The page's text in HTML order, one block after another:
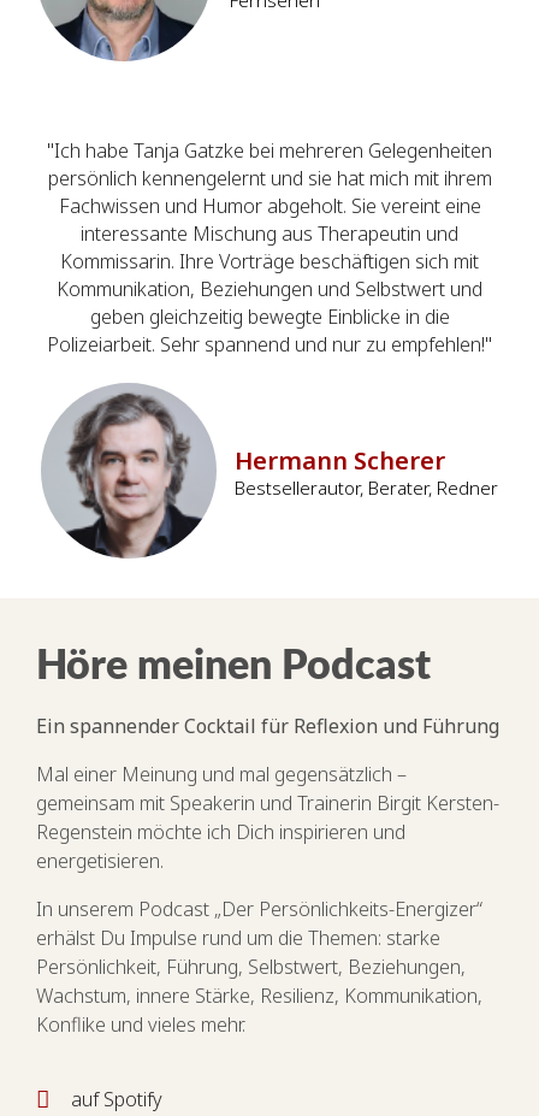
"Ich habe Tanja Gatzke bei mehreren Gelegenheiten
persönlich kennengelernt und sie hat mich mit ihrem
Fachwissen und Humor abgeholt. Sie vereint eine
interessante Mischung aus Therapeutin und
Kommissarin. Ihre Vorträge beschäftigen sich mit
Kommunikation, Beziehungen und Selbstwert und
geben gleichzeitig bewegte Einblicke in die
Polizeiarbeit. Sehr spannend und nur zu empfehlen!"
Hermann Scherer
Bestsellerautor, Berater, Redner
Höre meinen Podcast
Ein spannender Cocktail für Reflexion und Führung
Mal einer Meinung und mal gegensätzlich –
gemeinsam mit Speakerin und Trainerin Birgit Kersten-
Regenstein möchte ich Dich inspirieren und
energetisieren.
In unserem Podcast „Der Persönlichkeits-Energizer“
erhälst Du Impulse rund um die Themen: starke
Persönlichkeit, Führung, Selbstwert, Beziehungen,
Wachstum, innere Stärke, Resilienz, Kommunikation,
Konflike und vieles mehr.
auf Spotify